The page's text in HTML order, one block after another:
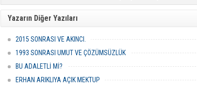
Yazarın Diğer Yazıları
2015 SONRASI VE AKINCI.
1993 SONRASI UMUT VE ÇÖZÜMSÜZLÜK
BU ADALETLİ Mİ?
ERHAN ARIKLIYA AÇIK MEKTUP